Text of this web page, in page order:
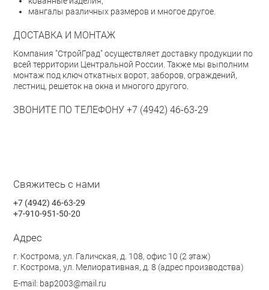
мангалы различных размеров и многое другое.
ДОСТАВКА И МОНТАЖ
Компания "СтройГрад" осуществляет доставку продукции по
всей территории Центральной России. Также мы выполним
монтаж под ключ откатных ворот, заборов, ограждений,
лестниц, решеток на окна и многого другого.
ЗВОНИТЕ ПО ТЕЛЕФОНУ +7 (4942) 46-63-29
Свяжитесь с нами
+7 (4942) 46-63-29
+7-910-951-50-20
Адрес
г. Кострома, ул. Галичская, д. 108, офис 10 (2 этаж)
г. Кострома, ул. Мелиоративная, д. 8 (адрес производства)
E-mail: bap2003@mail.ru